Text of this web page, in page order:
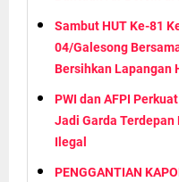
Sambut HUT Ke-81
04/Galesong
Bersihkan Lapangan
PWI dan AFPI
Jadi Garda Terdepan
Ilegal
PENGGANTIAN